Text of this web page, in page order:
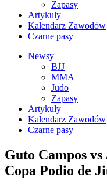
Zapasy
Artykuły
Kalendarz Zawodów
Czarne pasy
Newsy
BJJ
MMA
Judo
Zapasy
Artykuły
Kalendarz Zawodów
Czarne pasy
Guto Campos
Copa Podio de